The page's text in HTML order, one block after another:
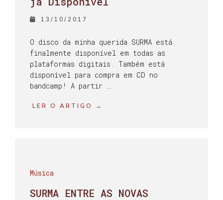
13/10/2017
O disco da minha querida SURMA está
finalmente disponível em todas as
plataformas digitais. Também está
disponível para compra em CD no
bandcamp! A partir …
LER O ARTIGO →
Música
SURMA ENTRE AS NOVAS